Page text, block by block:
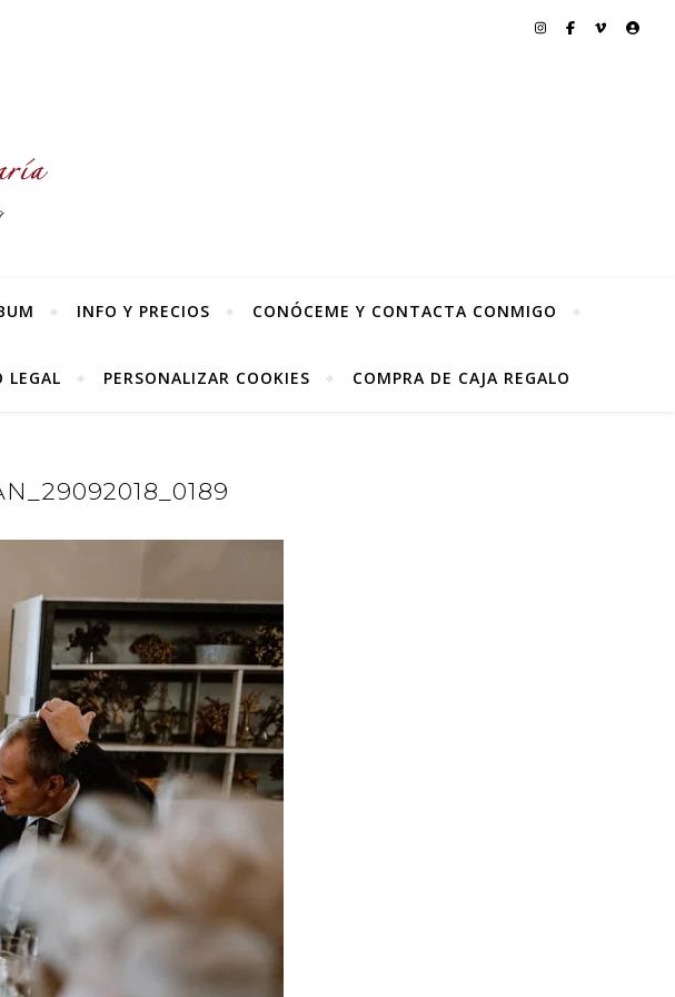
INFO Y PRECIOS CONÓCEME Y CONTACTA CONMIGO
LEGAL PERSONALIZAR COOKIES COMPRA DE CAJA REGALO